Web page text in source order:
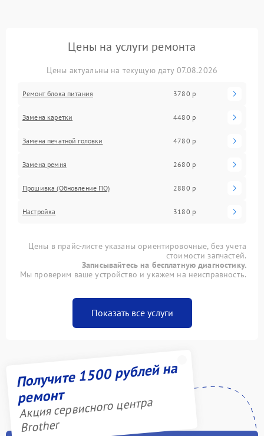
Цены на услуги ремонта
Цены актуальны на текущую дату 07.08.2026
Ремонт блока питания 3780 р
Замена каретки 4480 р
Замена печатной головки 4780 р
Замена ремня 2680 р
Прошивка (Обновление ПО) 2880 р
Настройка 3180 р
Цены в прайс-листе указаны ориентировочные, без учета
стоимости запчастей.
Записывайтесь на бесплатную диагностику.
Мы проверим ваше устройство и укажем на неисправность.
Показать все услуги
Получите 1500 рублей на
ремонт
Акция сервисного центра
Brother